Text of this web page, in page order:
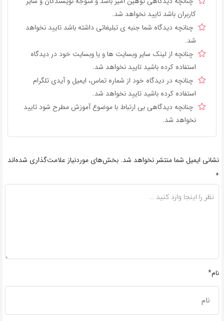
کاربران باشد تایید نخواهد شد.
چنانچه دیدگاه شما جنبه ی تبلیغاتی داشته باشد تایید نخواهد
شد.
چنانچه از لینک سایر وبسایت ها و یا وبسایت خود در دیدگاه
استفاده کرده باشید تایید نخواهد شد.
چنانچه در دیدگاه خود از شماره تماس، ایمیل و آیدی تلگرام
استفاده کرده باشید تایید نخواهد شد.
چنانچه دیدگاهی بی ارتباط با موضوع آموزش مطرح شود تایید
نخواهد شد.
نشانی ایمیل شما منتشر نخواهد شد. بخش‌های موردنیاز علامت‌گذاری شده‌اند
*
نام*